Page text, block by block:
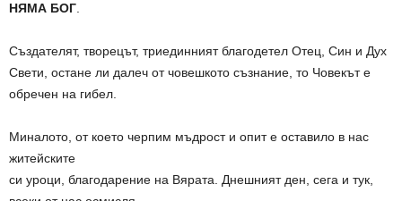
НЯМА БОГ
Създателят, творецът, триединният благодетел Отец, Син и Дух
Свети, остане ли далеч от човешкото съзнание, то Човекът е
обречен на гибел.
Миналото, от което черпим мъдрост и опит е оставило в нас
житейските
си уроци, благодарение на Вярата. Днешният ден, сега и тук,